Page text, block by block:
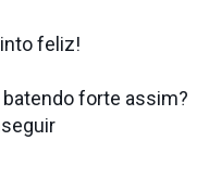
feliz!
forte assim?